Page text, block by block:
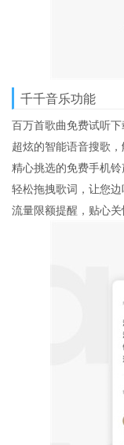
千千音乐功能
百万首歌曲免费试听
超炫的智能语音搜歌
精心挑选的免费手机
轻松拖拽歌词，让您
流量限额提醒，贴心